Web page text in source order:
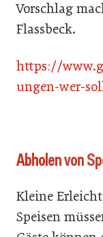
Vorschlag
Flassbeck.
https://
ungen-wer-
Abholen von
Kleine
Speisen